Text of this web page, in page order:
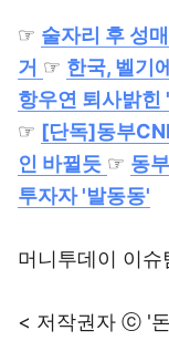
☞ 술자리 후 성
거 ☞ 한국, 벨기
항우연 퇴사밝힌
☞ [단독]동부
인 바뀔듯 ☞ 동
투자자 '발동동'
머니투데이 이
< 저작권자 ⓒ '